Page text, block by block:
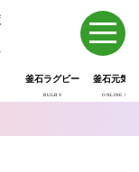
釜石ラグビー
RUGBY
釜石元気
ONLINE SHOP